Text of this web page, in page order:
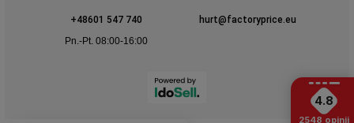
+48601 547 740
hurt@factoryprice.eu
Pn.-Pt. 08:00-16:00
4.8
2548 opinii